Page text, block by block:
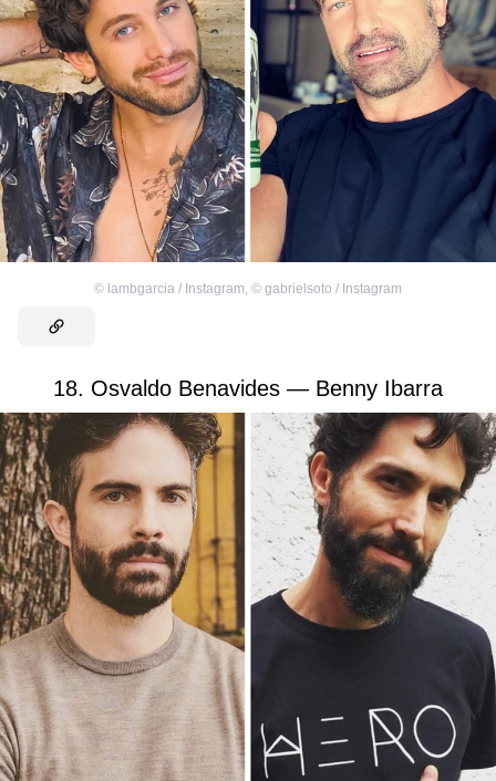
© lambgarcia / Instagram, © gabrielsoto / Instagram
18. Osvaldo Benavides — Benny Ibarra